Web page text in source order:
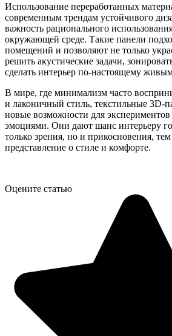
Использование переработанных
современным трендам устойчивого
важность рационального
окружающей среде. Такие панели
помещений и позволяют не только
решить акустические задачи,
сделать интерьер по-настоящему
В мире, где минимализм часто
и лаконичный стиль, текстильные 3D-
новые возможности для
эмоциями. Они дают шанс интерьеру
только зрения, но и прикосновения,
представление о стиле и комфорте.
Оцените статью